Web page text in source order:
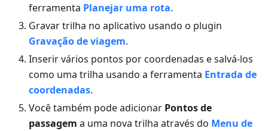
ferramenta Planejar uma rota.
Gravar trilha no aplicativo usando o plugin
Gravação de viagem.
Inserir vários pontos por coordenadas e salvá-los
como uma trilha usando a ferramenta Entrada de
coordenadas.
Você também pode adicionar Pontos de
passagem a uma nova trilha através do Menu de